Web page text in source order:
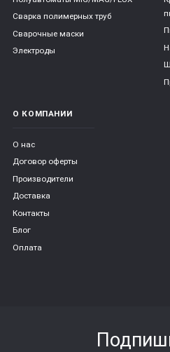
Сварка полимерных труб
Сварочные маски
Электроды
О КОМПАНИИ
О нас
Договор оферты
Производители
Доставка
Контакты
Блог
Оплата